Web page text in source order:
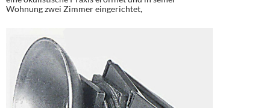
Wohnung zwei Zimmer eingerichtet,